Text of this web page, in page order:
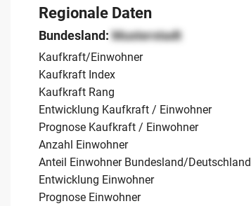
Regionale Daten
Bundesland:Musterstadt
Kaufkraft/Einwohner
Kaufkraft Index
Kaufkraft Rang
Entwicklung Kaufkraft / Einwohner
Prognose Kaufkraft / Einwohner
Anzahl Einwohner
Anteil Einwohner Bundesland/Deutschland
Entwicklung Einwohner
Prognose Einwohner